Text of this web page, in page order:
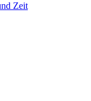
Zeit